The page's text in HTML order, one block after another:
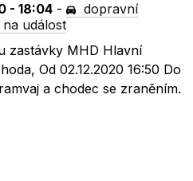
- 18:04 -
dopravní
událost
zastávky MHD Hlavní
Od 02.12.2020 16:50 Do
a chodec se zraněním.